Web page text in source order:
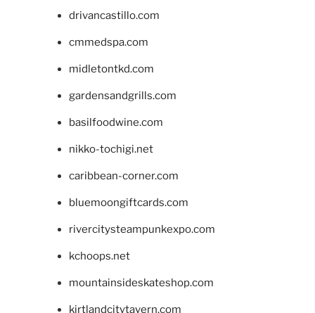
drivancastillo.com
cmmedspa.com
midletontkd.com
gardensandgrills.com
basilfoodwine.com
nikko-tochigi.net
caribbean-corner.com
bluemoongiftcards.com
rivercitysteampunkexpo.com
kchoops.net
mountainsideskateshop.com
kirtlandcitytavern.com